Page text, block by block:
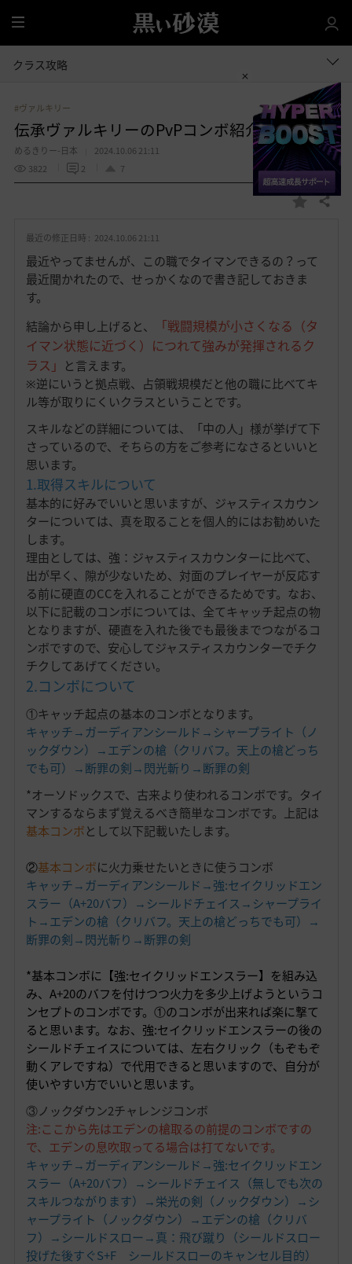
全
体
クラス攻略
#ヴァルキリー
伝承ヴァルキリーのPvPコンボ紹介
めるきりー-日本
2024.10.06 21:11
3822
2 7
お
入
り
共有する
最近の修正日時 : 2024.10.06 21:11
最近やってませんが、この職でタイマンできるの？って
最近聞かれたので、せっかくなので書き記しておきま
す。
結論から申し上げると、
「戦闘規模が小さくなる（タ
イマン状態に近づく）につれて強みが発揮されるク
ラス」 と言えます。
※逆にいうと拠点戦、占領戦規模だと他の職に比べてキ
ル等が取りにくいクラスということです。
スキルなどの詳細については、「中の人」様が挙げて下
さっているので、そちらの方をご参考になさるといいと
思います。
1.取得スキルについて
基本的に好みでいいと思いますが、ジャスティスカウン
ターについては、真を取ることを個人的にはお勧めいた
します。
理由としては、強：ジャスティスカウンターに比べて、
出が早く、隙が少ないため、対面のプレイヤーが反応す
る前に硬直のCCを入れることができるためです。なお、
以下に記載のコンボについては、全てキャッチ起点の物
となりますが、硬直を入れた後でも最後までつながるコ
ンボですので、安心してジャスティスカウンターでチク
チクしてあげてください。
2.コンボについて
①キャッチ起点の基本のコンボとなります。
キャッチ→ガーディアンシールド→シャープライト（ノ
ックダウン）→エデンの槍（クリバフ。天上の槍どっち
でも可）→断罪の剣→閃光斬り→断罪の剣
*オーソドックスで、古来より使われるコンボです。タイ
マンするならまず覚えるべき簡単なコンボです。上記は
基本コンボとして以下記載いたします。
②基本コンボに火力乗せたいときに使うコンボ
キャッチ→ガーディアンシールド→強:セイクリッドエン
スラー（A+20バフ）→シールドチェイス→シャープライ
ト→エデンの槍（クリバフ。天上の槍どっちでも可）→
断罪の剣→閃光斬り→断罪の剣
*基本コンボに【強:セイクリッドエンスラー】を組み込
み、A+20のバフを付けつつ火力を多少上げようというコ
ンセプトのコンボです。①のコンボが出来れば楽に撃て
ると思います。なお、強:セイクリッドエンスラーの後の
シールドチェイスについては、左右クリック（もぞもぞ
動くアレですね）で代用できると思いますので、自分が
使いやすい方でいいと思います。
③ノックダウン2チャレンジコンボ
注:ここから先はエデンの槍取るの前提のコンボですの
で、エデンの息吹取ってる場合は打てないです。
キャッチ→ガーディアンシールド→強:セイクリッドエン
スラー（A+20バフ）→シールドチェイス（無しでも次の
スキルつながります）→栄光の剣（ノックダウン）→シ
ャープライト（ノックダウン）→エデンの槍（クリバ
フ）→シールドスロー→真：飛び蹴り（シールドスロー
投げた後すぐS+F シールドスローのキャンセル目的）